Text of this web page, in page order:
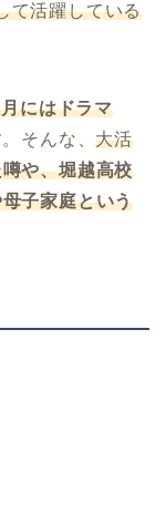
て活躍している
にはドラマ
そんな、大活
や、堀越高校
子家庭という